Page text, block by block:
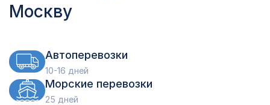
Москву
Автоперевозки
10-16 дней
Морские перевозки
25 дней